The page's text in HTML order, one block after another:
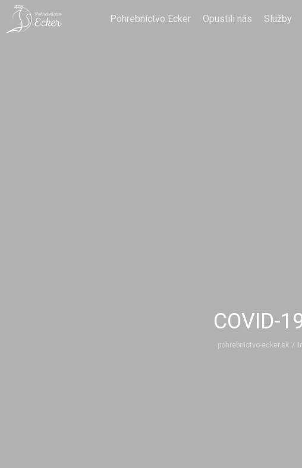
Pohrebníctvo Ecker Opustili nás Služby
COVID-
pohrebnictvo-ecker.sk /